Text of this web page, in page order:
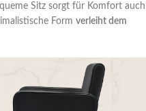
Sitz sorgt für Komfort auch
Form verleiht dem